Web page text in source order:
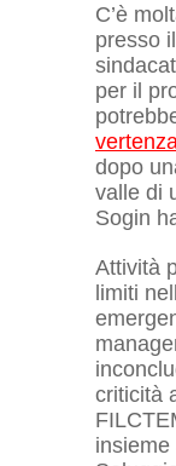
C’è
presso
per il
dopo
valle di
Sogin
Attività
limiti
criticità